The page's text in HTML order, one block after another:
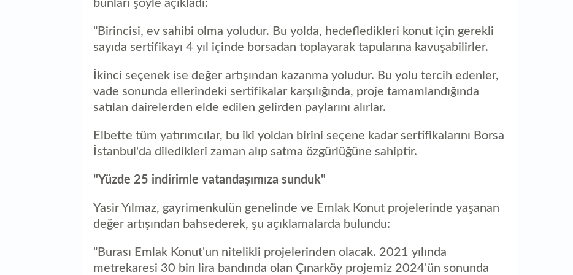
bunları şöyle açıkladı:
"Birincisi, ev sahibi olma yoludur. Bu yolda, hedefledikleri konut için gerekli
sayıda sertifikayı 4 yıl içinde borsadan toplayarak tapularına kavuşabilirler.
İkinci seçenek ise değer artışından kazanma yoludur. Bu yolu tercih edenler,
vade sonunda ellerindeki sertifikalar karşılığında, proje tamamlandığında
satılan dairelerden elde edilen gelirden paylarını alırlar.
Elbette tüm yatırımcılar, bu iki yoldan birini seçene kadar sertifikalarını Borsa
İstanbul'da diledikleri zaman alıp satma özgürlüğüne sahiptir.
"Yüzde 25 indirimle vatandaşımıza sunduk"
Yasir Yılmaz, gayrimenkulün genelinde ve Emlak Konut projelerinde yaşanan
değer artışından bahsederek, şu açıklamalarda bulundu:
"Burası Emlak Konut'un nitelikli projelerinden olacak. 2021 yılında
metrekaresi 30 bin lira bandında olan Çınarköy projemiz 2024'ün sonunda